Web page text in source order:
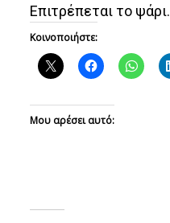
Επιτρέπεται το ψάρι.
Κοινοποιήστε:
Μου αρέσει αυτό: